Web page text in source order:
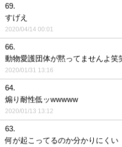
69.
すげえ
2020/04/14 00:01
66.
動物愛護団体が黙ってませんよ笑
2020/01/31 13:16
64.
煽り耐性低ッwwwww
2020/01/13 13:12
63.
何が起こってるのか分かりにくい